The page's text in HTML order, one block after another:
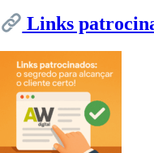
Links